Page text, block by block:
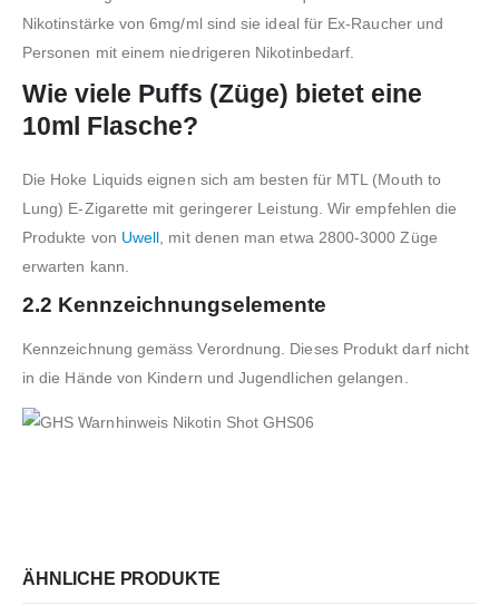
Nikotinstärke von 6mg/ml sind sie ideal für Ex-Raucher und
Personen mit einem niedrigeren Nikotinbedarf.
Wie viele Puffs (Züge) bietet eine
10ml Flasche?
Die Hoke Liquids eignen sich am besten für MTL (Mouth to
Lung) E-Zigarette mit geringerer Leistung. Wir empfehlen die
Produkte von Uwell , mit denen man etwa 2800-3000 Züge
erwarten kann.
2.2 Kennzeichnungselemente
Kennzeichnung gemäss Verordnung. Dieses Produkt darf nicht
in die Hände von Kindern und Jugendlichen gelangen.
ÄHNLICHE PRODUKTE